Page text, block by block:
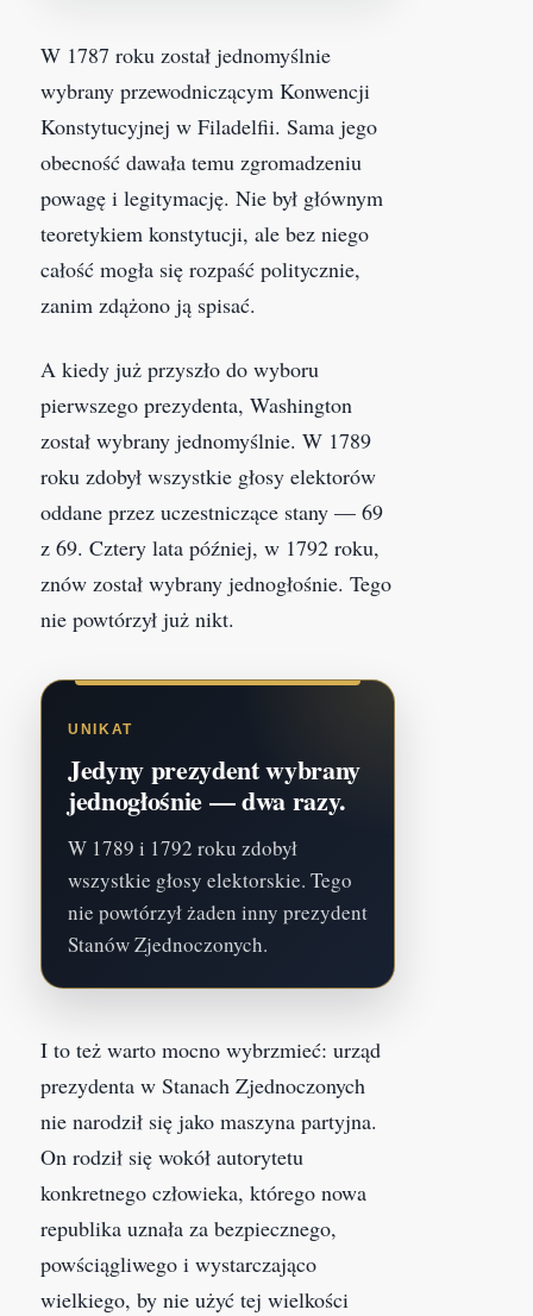
W 1787 roku został jednomyślnie
wybrany przewodniczącym Konwencji
Konstytucyjnej w Filadelfii. Sama jego
obecność dawała temu zgromadzeniu
powagę i legitymację. Nie był głównym
teoretykiem konstytucji, ale bez niego
całość mogła się rozpaść politycznie,
zanim zdążono ją spisać.
A kiedy już przyszło do wyboru
pierwszego prezydenta, Washington
został wybrany jednomyślnie. W 1789
roku zdobył wszystkie głosy elektorów
oddane przez uczestniczące stany — 69
z 69. Cztery lata później, w 1792 roku,
znów został wybrany jednogłośnie. Tego
nie powtórzył już nikt.
UNIKAT
Jedyny prezydent wybrany
jednogłośnie — dwa razy.
W 1789 i 1792 roku zdobył
wszystkie głosy elektorskie. Tego
nie powtórzył żaden inny prezydent
Stanów Zjednoczonych.
I to też warto mocno wybrzmieć: urząd
prezydenta w Stanach Zjednoczonych
nie narodził się jako maszyna partyjna.
On rodził się wokół autorytetu
konkretnego człowieka, którego nowa
republika uznała za bezpiecznego,
powściągliwego i wystarczająco
wielkiego, by nie użyć tej wielkości